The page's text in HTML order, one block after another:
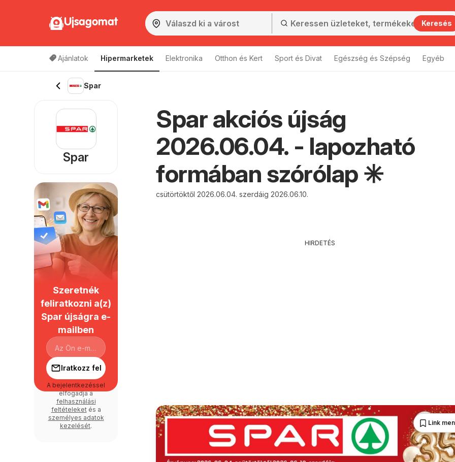
Ujsagomat Keresés
Ajánlatok Hipermarketek Elektronika Otthon és Kert Sport és Divat Egészség és Szépség Egyéb
Spar
Spar akciós újság
2026.06.04. - lapozható
formában szórólap ✳️
csütörtöktől 2026.06.04. szerdáig 2026.06.10.
HIRDETÉS
Link
Spar
Szeretnék
feliratkozni a(z)
Spar újságra e-
mailben
Iratkozz fel
A bejelentkezéssel
elfogadja a
felhasználási
feltételeketés a
személyes adatok
kezelését.